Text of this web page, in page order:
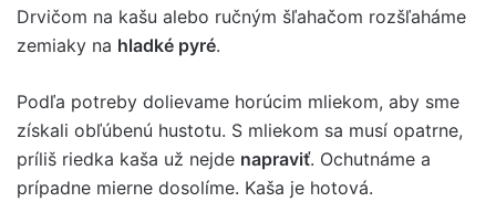
Drvičom na kašu alebo ručným šľahačom rozšľaháme
zemiaky na hladké pyré.
Podľa potreby dolievame horúcim mliekom, aby sme
získali obľúbenú hustotu. S mliekom sa musí opatrne,
príliš riedka kaša už nejde napraviť. Ochutnáme a
prípadne mierne dosolíme. Kaša je hotová.